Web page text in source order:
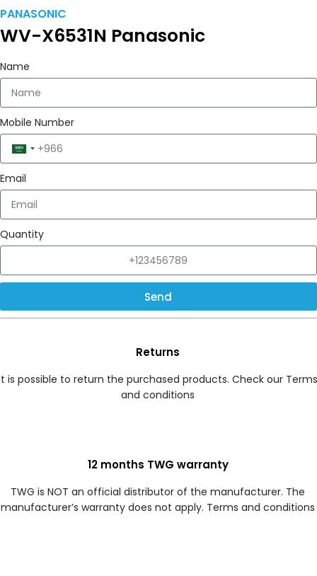
PANASONIC
WV-X6531N Panasonic
Name
Mobile Number
Saudi
Arabia
+966
Email
Quantity
Send
Returns
is possible to return the purchased products. Check our Terms
and conditions
12 months TWG warranty
TWG is NOT an official distributor of the manufacturer. The
manufacturer’s warranty does not apply. Terms and conditions